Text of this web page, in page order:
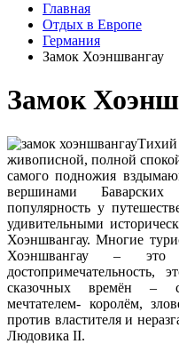
Главная
Отдых в Европе
Германия
Замок Хоэншвангау
Замок
живописной, полной
самого подножия
вершинами
популярность у
удивительными
Хоэншвангау. Многие
Хоэншвангау – это
сказочных времён –
мечтателем- королём,
против властителя и
Людовика II.